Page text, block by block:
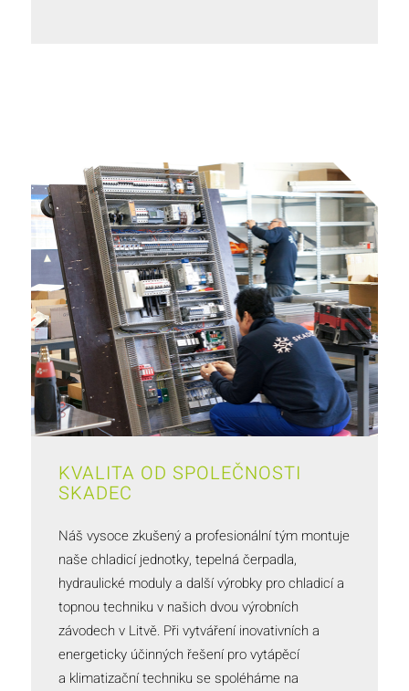
KVALITA OD SPOLEČNOSTI
SKADEC
Náš vysoce zkušený a profesionální tým montuje
naše chladicí jednotky, tepelná čerpadla,
hydraulické moduly a další výrobky pro chladicí a
topnou techniku v našich dvou výrobních
závodech v Litvě. Při vytváření inovativních a
energeticky účinných řešení pro vytápěcí
a klimatizační techniku se spoléháme na